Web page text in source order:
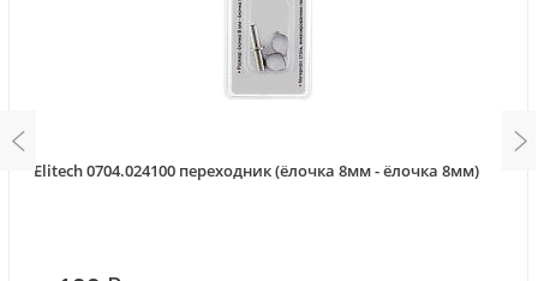
Elitech 0704.024100 переходник (ёлочка 8мм - ёлочка 8мм)